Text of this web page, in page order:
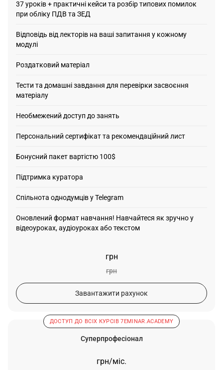
37 уроків + практичні кейси та розбір типових помилок
при обліку ПДВ та ЗЕД
Відповідь від лекторів на ваші запитання у кожному
модулі
Роздатковий матеріал
Тести та домашні завдання для перевірки засвоєння
матеріалу
Необмежений доступ до занять
Персональний сертифікат та рекомендаційний лист
Бонусний пакет вартістю 100$
Підтримка куратора
Спільнота однодумців у Telegram
Оновлений формат навчання! Навчайтеся як зручно у
відеоуроках, аудіоуроках або текстом
грн
грн
Завантажити рахунок
Суперпрофесіонал
ДОСТУП ДО ВСІХ КУРСІВ 7EMINAR.ACADEMY
грн/міс.